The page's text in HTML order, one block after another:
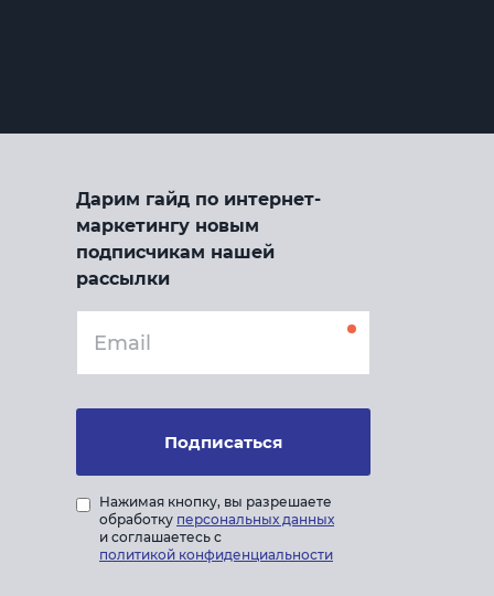
Дарим гайд по интернет-
маркетингу новым
подписчикам нашей
рассылки
Подписаться
Нажимая кнопку, вы разрешаете
обработку персональных данных
и соглашаетесь с
политикой конфиденциальности